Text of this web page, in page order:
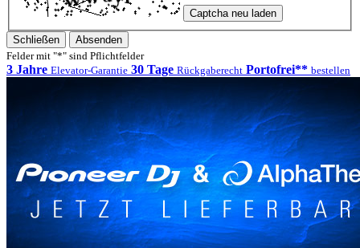
Captcha neu laden
Schließen
Absenden
Felder mit "*" sind Pflichtfelder
3 Jahre Elevator-Garantie 30 Tage Rückgaberecht Portofrei** bestellen